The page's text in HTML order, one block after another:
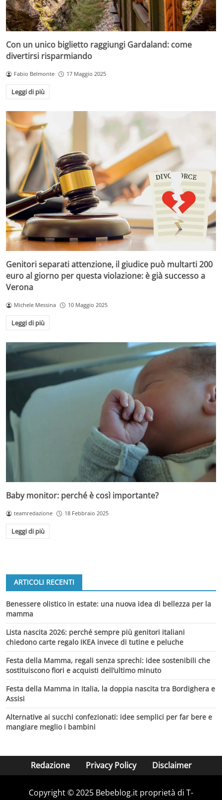
Con un unico biglietto raggiungi Gardaland: come
divertirsi risparmiando
Fabio Belmonte 17 Maggio 2025
Leggi di più
Genitori separati attenzione, il giudice può multarti 200
euro al giorno per questa violazione: è già successo a
Verona
Michele Messina 10 Maggio 2025
Leggi di più
Baby monitor: perché è così importante?
teamredazione 18 Febbraio 2025
Leggi di più
ARTICOLI RECENTI
Benessere olistico in estate: una nuova idea di bellezza per la
mamma
Lista nascita 2026: perché sempre più genitori italiani
chiedono carte regalo IKEA invece di tutine e peluche
Festa della Mamma, regali senza sprechi: idee sostenibili che
sostituiscono fiori e acquisti dell’ultimo minuto
Festa della Mamma in Italia, la doppia nascita tra Bordighera e
Assisi
Alternative ai succhi confezionati: idee semplici per far bere e
mangiare meglio i bambini
Redazione Privacy Policy Disclaimer
Copyright © 2025 Bebeblog.it proprietà di T-